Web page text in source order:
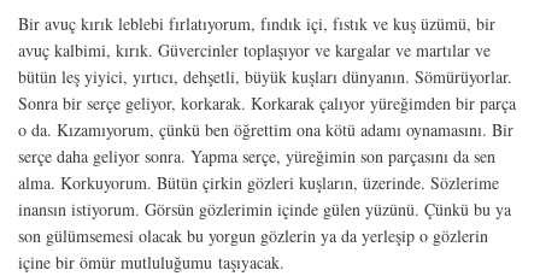
Bir avuç kırık leblebi fırlatıyorum, fındık içi, fıstık ve kuş üzümü, bir
avuç kalbimi, kırık. Güvercinler toplaşıyor ve kargalar ve martılar ve
bütün leş yiyici, yırtıcı, dehşetli, büyük kuşları dünyanın. Sömürüyorlar.
Sonra bir serçe geliyor, korkarak. Korkarak çalıyor yüreğimden bir parça
o da. Kızamıyorum, çünkü ben öğrettim ona kötü adamı oynamasını. Bir
serçe daha geliyor sonra. Yapma serçe, yüreğimin son parçasını da sen
alma. Korkuyorum. Bütün çirkin gözleri kuşların, üzerinde. Sözlerime
inansın istiyorum. Görsün gözlerimin içinde gülen yüzünü. Çünkü bu ya
son gülümsemesi olacak bu yorgun gözlerin ya da yerleşip o gözlerin
içine bir ömür mutluluğumu taşıyacak.